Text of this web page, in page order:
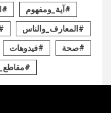
#آية_ومفهوم
#المعارف_والناس
#صحة #فيدوهات